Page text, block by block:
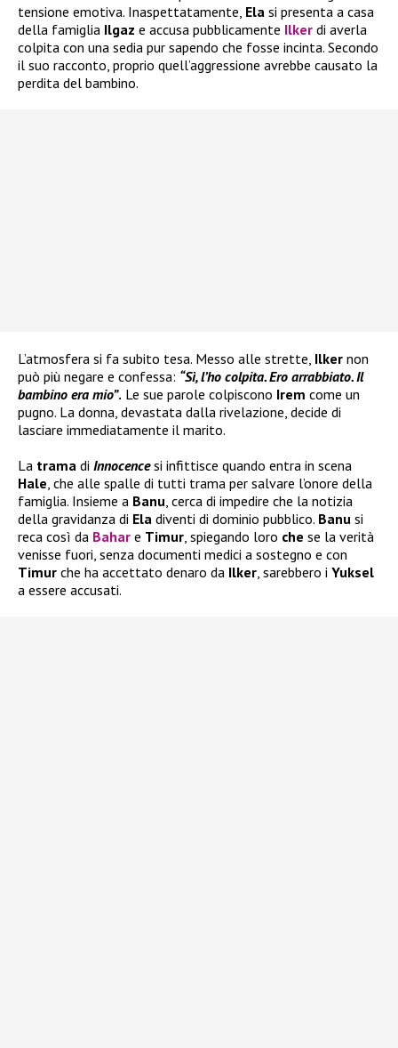
tensione emotiva. Inaspettatamente, Ela si presenta a casa
della famiglia Ilgaz e accusa pubblicamente Ilker di averla
colpita con una sedia pur sapendo che fosse incinta. Secondo
il suo racconto, proprio quell’aggressione avrebbe causato la
perdita del bambino.
L’atmosfera si fa subito tesa. Messo alle strette, Ilker non
può più negare e confessa: “Sì, l’ho colpita. Ero arrabbiato. Il
bambino era mio”. Le sue parole colpiscono Irem come un
pugno. La donna, devastata dalla rivelazione, decide di
lasciare immediatamente il marito.
La trama di Innocencesi infittisce quando entra in scena
Hale , che alle spalle di tutti trama per salvare l’onore della
famiglia. Insieme a Banu , cerca di impedire che la notizia
della gravidanza di Ela diventi di dominio pubblico. Banu si
reca così da Bahar e Timur , spiegando loro che se la verità
venisse fuori, senza documenti medici a sostegno e con
Timur che ha accettato denaro da Ilker , sarebbero i Yuksel
a essere accusati.